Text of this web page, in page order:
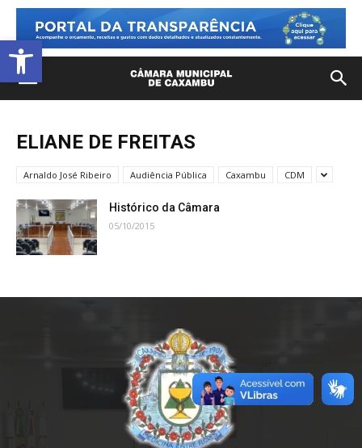
Open toolbar
ELIANE DE FREITAS
Arnaldo José Ribeiro Audiência Pública Caxambu CDM
Histórico da Câmara
05/10/2015